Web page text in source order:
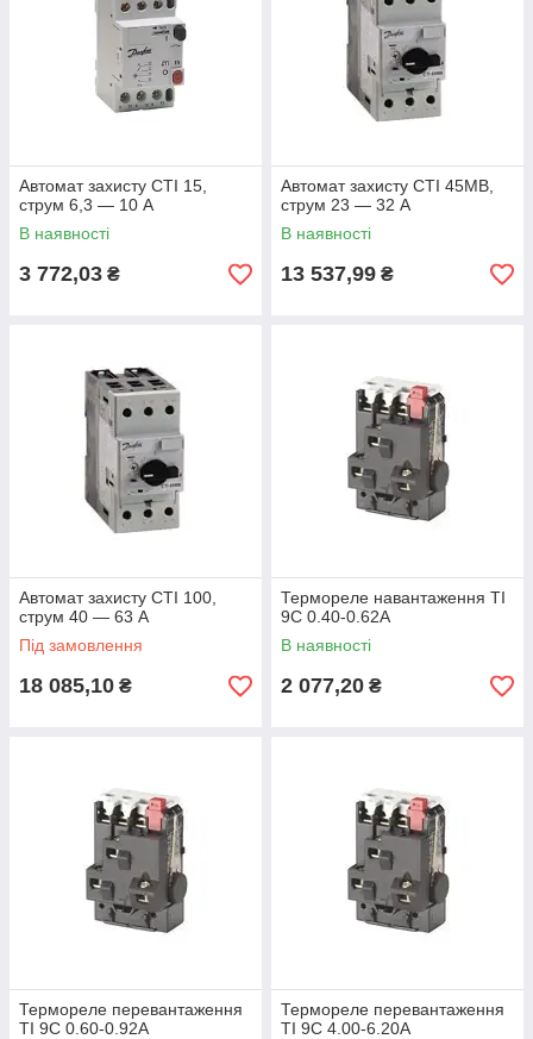
Автомат захисту CTI 15,
струм 6,3 — 10 А
В наявності
3 772,03 ₴
Автомат захисту CTI 45MB,
струм 23 — 32 А
В наявності
13 537,99 ₴
Автомат захисту CTI 100,
струм 40 — 63 А
Під замовлення
18 085,10 ₴
Термореле навантаження TI
9C 0.40-0.62A
В наявності
2 077,20 ₴
Термореле перевантаження
TI 9C 0.60-0.92A
Термореле перевантаження
TI 9C 4.00-6.20A